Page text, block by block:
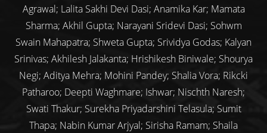
Agrawal; Lalita Sakhi Devi Dasi; Anamika Kar; Mamata
Sharma; Akhil Gupta; Narayani Sridevi Dasi; Sohwm
Swain Mahapatra; Shweta Gupta; Srividya Godas; Kalyan
Srinivas; Akhilesh Jalakanta; Hrishikesh Biniwale; Shourya
Negi; Aditya Mehra; Mohini Pandey; Shalia Vora; Rikcki
Patharoo; Deepti Waghmare; Ishwar; Nischth Naresh;
Swati Thakur; Surekha Priyadarshini Telasula; Sumit
Thapa; Nabin Kumar Arjyal; Sirisha Ramam; Shaila